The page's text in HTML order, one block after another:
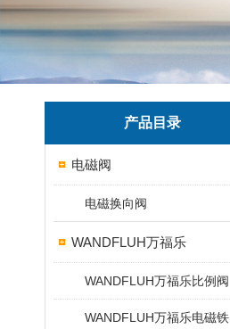
产品目录
电磁阀
电磁换向阀
WANDFLUH万福乐
WANDFLUH万福乐比例阀
WANDFLUH万福乐电磁铁